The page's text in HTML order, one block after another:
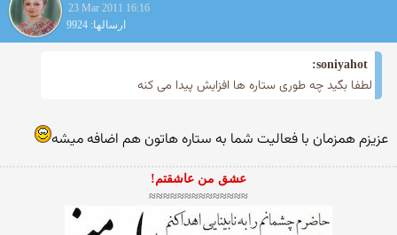
23 Mar 2011 16:16
ارسالها: 9924
soniyahot:
لطفا بگید چه طوری ستاره ها افزایش پیدا می كنه
عزیزم همزمان با فعالیت شما به ستاره هاتون هم اضافه میشه
عشق من عاشقتم!
≈≈≈≈≈≈≈≈≈≈≈≈≈≈